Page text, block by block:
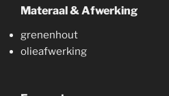
Materaal & Afwerking
grenenhout
olieafwerking